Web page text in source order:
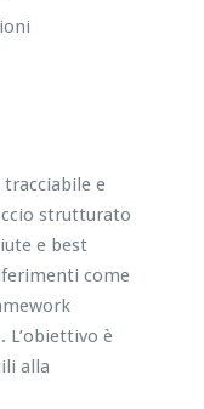
e
strutturato
e best
come
L’obiettivo è
alla